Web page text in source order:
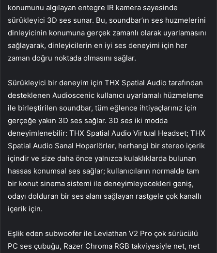
konumunu algılayan entegre IR kamera sayesinde
sürükleyici 3D ses sunar. Bu, soundbar’ın ses huzmelerini
dinleyicinin konumuna gerçek zamanlı olarak uyarlamasını
sağlayarak, dinleyicilerin en iyi ses deneyimi için her
zaman doğru noktada olmasını sağlar.
Sürükleyici bir deneyim için THX Spatial Audio tarafından
desteklenen Audioscenic kullanıcı uyarlamalı hüzmeleme
ile birleştirilen soundbar, tüm eğlence ihtiyaçlarınız için
gerçeğe yakın 3D ses sağlar. 3D ses iki modda
deneyimlenebilir: THX Spatial Audio Virtual Headset; THX
Spatial Audio Sanal Hoparlörler, herhangi bir stereo içerik
içindir ve size daha önce yalnızca kulaklıklarda bulunan
hassas konumsal ses sağlar; kullanıcıların normalde tam
bir konut sinema sistemi ile deneyimleyecekleri geniş,
odayı dolduran bir ses alanı sağlayan rastgele çok kanallı
içerik için.
Eşlik eden subwoofer ile Leviathan V2 Pro çok sürücülü
PC ses çubuğu, Razer Chroma RGB takviyesiyle net, net